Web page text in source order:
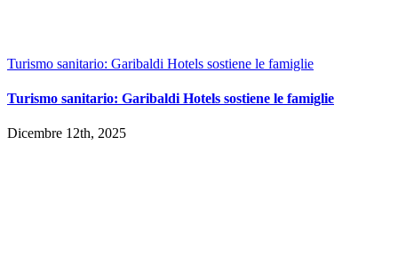
Turismo sanitario: Garibaldi Hotels sostiene le famiglie
Turismo sanitario: Garibaldi Hotels sostiene le famiglie
Dicembre 12th, 2025